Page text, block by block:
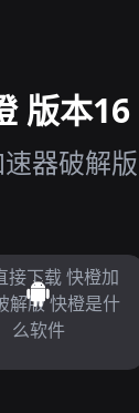
版本16
器破解版
接下载 快橙加
解版 快橙是什
么软件